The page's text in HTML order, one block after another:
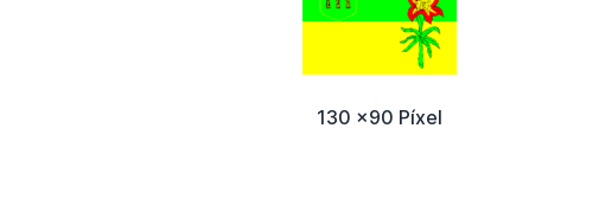
130 x90 Píxel